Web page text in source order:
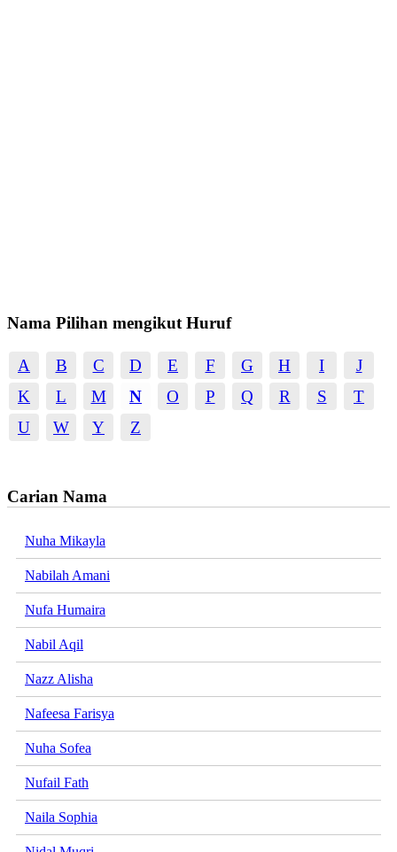
Nama Pilihan mengikut Huruf
A B C D E F G H I
J
K
L M N O P Q R S
T
U
W Y Z
Carian Nama
Nuha Mikayla
Nabilah Amani
Nufa Humaira
Nabil Aqil
Nazz Alisha
Nafeesa Farisya
Nuha Sofea
Nufail Fath
Naila Sophia